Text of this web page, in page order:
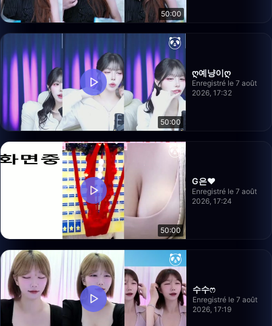
50:00
50:00
ღ예냥이ღ
Enregistré le 7 août
2026, 17:32
50:00
G은❤️
Enregistré le 7 août
2026, 17:24
수수ෆ
Enregistré le 7 août
2026, 17:19